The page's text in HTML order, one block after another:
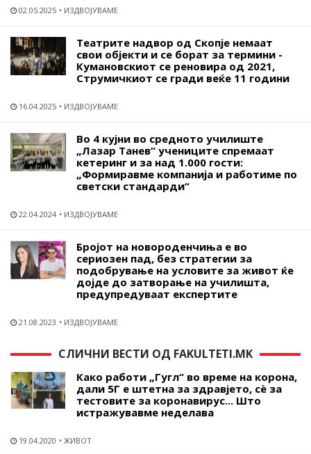
02.05.2025 ИЗДВОЈУВАМЕ
Театрите надвор од Скопје немаат
свои објекти и се борат за термини -
Кумановскиот се реновира од 2021,
Струмичкиот се гради веќе 11 години
16.04.2025 ИЗДВОЈУВАМЕ
Во 4 кујни во средното училиште
„Лазар Танев“ учениците спремаат
кетеринг и за над 1.000 гости:
„Формиравме компанија и работиме по
светски стандарди“
22.04.2024 ИЗДВОЈУВАМЕ
Бројот на новороденчиња е во
сериозен пад, без стратегии за
подобрување на условите за живот ќе
дојде до затворање на училишта,
предупредуваат експертите
21.08.2023 ИЗДВОЈУВАМЕ
СЛИЧНИ ВЕСТИ ОД FAKULTETI.MK
Како работи „Гугл“ во време на корона,
дали 5Г е штетна за здравјето, сѐ за
тестовите за коронавирус... Што
истражувавме неделава
19.04.2020 ЖИВОТ